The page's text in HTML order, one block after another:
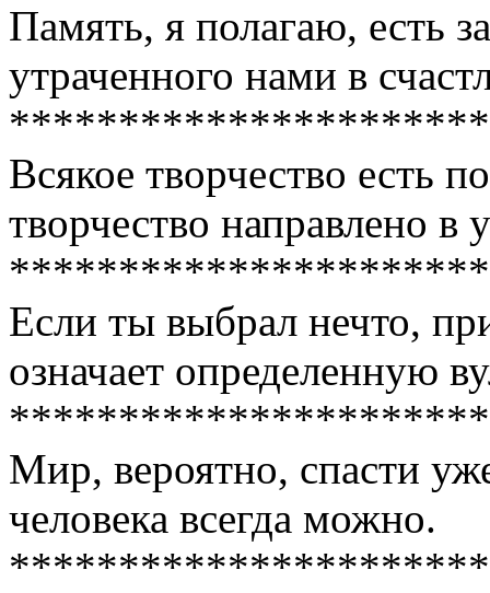
Память, я полагаю, есть
утраченного нами в
Всякое творчество есть
творчество направлено
Если ты выбрал нечто,
означает определенную
Мир, вероятно, спасти
человека всегда можно.